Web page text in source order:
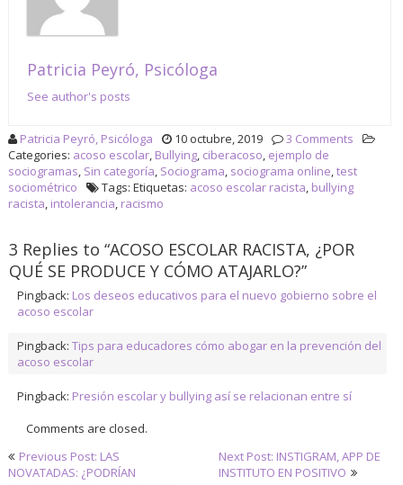
Patricia Peyró, Psicóloga
See author's posts
Patricia Peyró, Psicóloga 10 octubre, 2019
3 Comments
Categories: acoso escolar, Bullying, ciberacoso, ejemplo de
sociogramas, Sin categoría, Sociograma, sociograma online,test
sociométrico
Tags: Etiquetas: acoso escolar racista, bullying
racista, intolerancia, racismo
3 Replies to “ACOSO ESCOLAR RACISTA, ¿POR
QUÉ SE PRODUCE Y CÓMO ATAJARLO?”
Pingback: Los deseos educativos para el nuevo gobierno sobre el
acoso escolar
Pingback: Tips para educadores cómo abogar en la prevención del
acoso escolar
Pingback: Presión escolar y bullying así se relacionan entre sí
Comments are closed.
Navegación
Previous Post: LAS
NOVATADAS: ¿PODRÍAN
Next Post: INSTIGRAM, APP DE
INSTITUTO EN POSITIVO